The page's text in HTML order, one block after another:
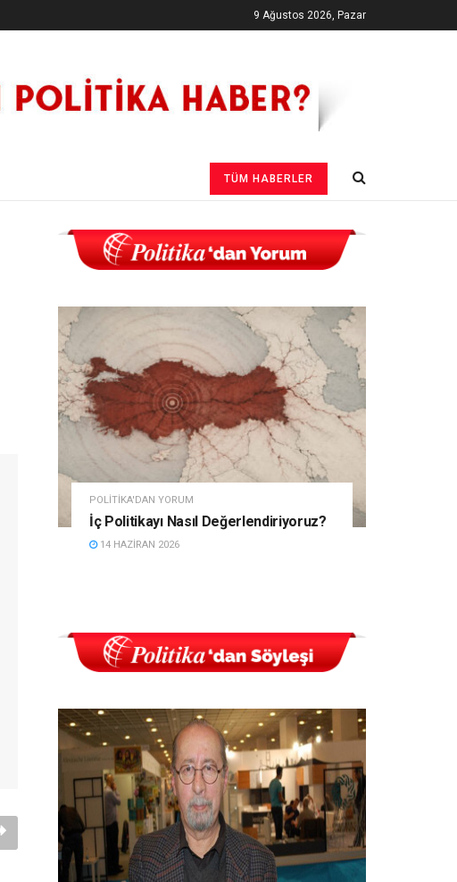
9 Ağustos 2026, Pazar
TÜM HABERLER
POLITIKA'DAN YORUM
İç Politikayı Nasıl Değerlendiriyoruz?
14 HAZIRAN 2026